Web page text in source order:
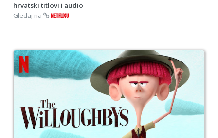
hrvatski titlovi i audio
Gledaj na
NETFLIXU